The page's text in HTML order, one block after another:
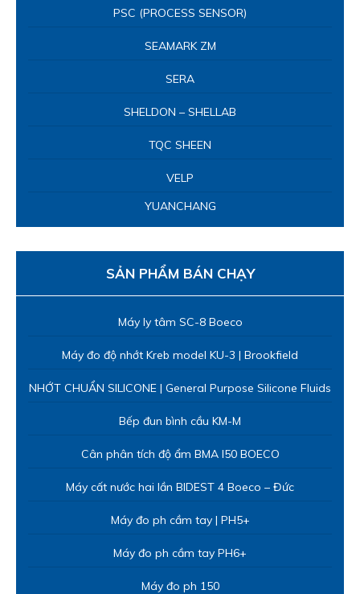
PSC (PROCESS SENSOR)
SEAMARK ZM
SERA
SHELDON – SHELLAB
TQC SHEEN
VELP
YUANCHANG
SẢN PHẨM BÁN CHẠY
Máy ly tâm SC-8 Boeco
Máy đo độ nhớt Kreb model KU-3 | Brookfield
NHỚT CHUẨN SILICONE | General Purpose Silicone Fluids
Bếp đun bình cầu KM-M
Cân phân tích độ ẩm BMA I50 BOECO
Máy cất nước hai lần BIDEST 4 Boeco – Đức
Máy đo ph cầm tay | PH5+
Máy đo ph cầm tay PH6+
Máy đo ph 150